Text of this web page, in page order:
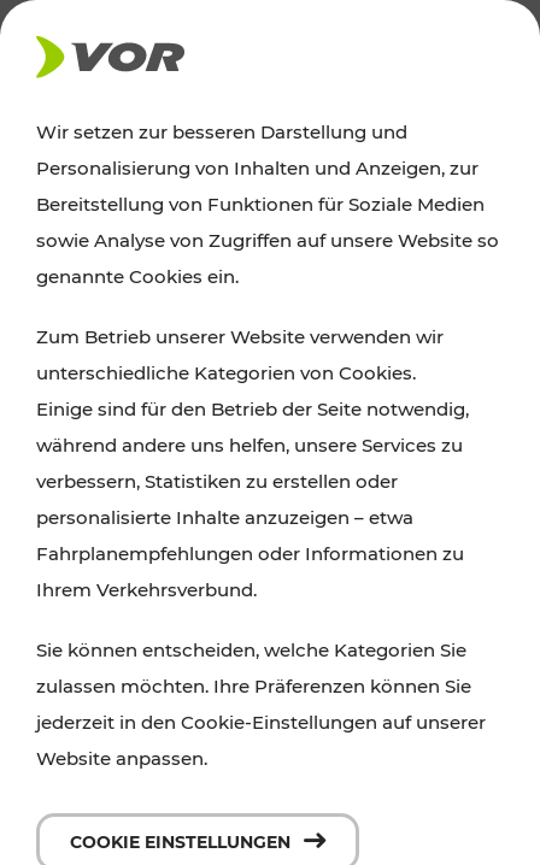
AKTUELLES
Ausflugstipps
Wien, Niederösterreich und das Burgenland
Wanderungen, Kultur und Gastronomie,
Radtouren oder purer Naturgenuss – viele
Attraktionen sind mit den Ticket- und Fahrplan-
Angeboten des VOR gut und schnell erreichbar.
Wir setzen zur besseren Darstellung und
Personalisierung von Inhalten und Anzeigen, zur
Bereitstellung von Funktionen für Soziale Medien
sowie Analyse von Zugriffen auf unsere Website so
genannte Cookies ein.
Zum Betrieb unserer Website verwenden wir
unterschiedliche Kategorien von Cookies.
Einige sind für den Betrieb der Seite notwendig,
während andere uns helfen, unsere Services zu
verbessern, Statistiken zu erstellen oder
personalisierte Inhalte anzuzeigen – etwa
Fahrplanempfehlungen oder Informationen zu
Ihrem Verkehrsverbund.
Sie können entscheiden, welche Kategorien Sie
zulassen möchten. Ihre Präferenzen können Sie
jederzeit in den Cookie-Einstellungen auf unserer
Website anpassen.
COOKIE EINSTELLUNGEN